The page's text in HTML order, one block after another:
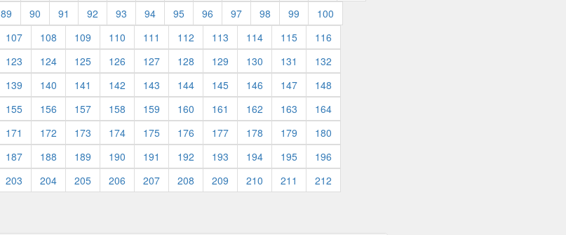
89 90 91 92 93 94 95 96 97 98 99
100
107 108 109 110 111 112 113 114 115
116
123 124 125 126 127 128 129 130 131
132
139 140 141 142 143 144 145 146 147
148
155 156 157 158 159 160 161 162 163
164
171 172 173 174 175 176 177 178 179
180
187 188 189 190 191 192 193 194 195
196
203 204 205 206 207 208 209 210 211
212